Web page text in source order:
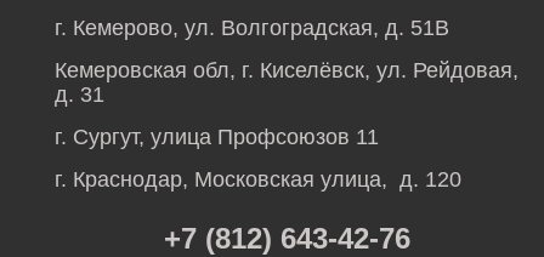
г. Кемерово, ул. Волгоградская, д. 51В
Кемеровская обл, г. Киселёвск, ул. Рейдовая,
д. 31
г. Сургут, улица Профсоюзов 11
г. Краснодар, Московская улица, д. 120
+7 (812) 643-42-76